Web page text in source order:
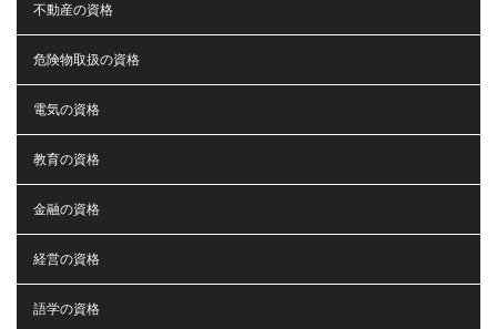
不動産の資格
危険物取扱の資格
電気の資格
教育の資格
金融の資格
経営の資格
語学の資格